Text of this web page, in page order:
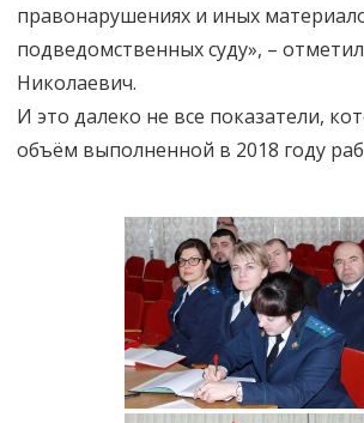
правонарушениях и иных
подведомственных суду», –
Николаевич.
И это далеко не все показатели,
объём выполненной в 2018 году